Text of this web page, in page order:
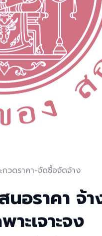
กวดราคา-จัดซื้อจัดจ้าง
นอราคา จ้
ะเจาะจง